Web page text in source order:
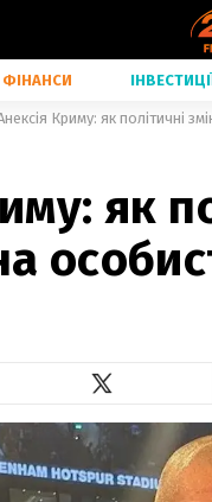
ФІНАНСИ
Криму: як політичні
як